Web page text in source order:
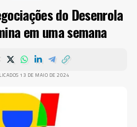
do Desenrola
em uma semana
13 DE MAIO DE 2024